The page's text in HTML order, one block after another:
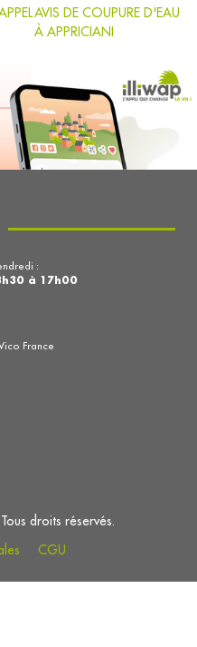
AVIS DE COUPURE D'EAU
À APPRICIANI
France
:
à 17h00
droits réservés.
CGU